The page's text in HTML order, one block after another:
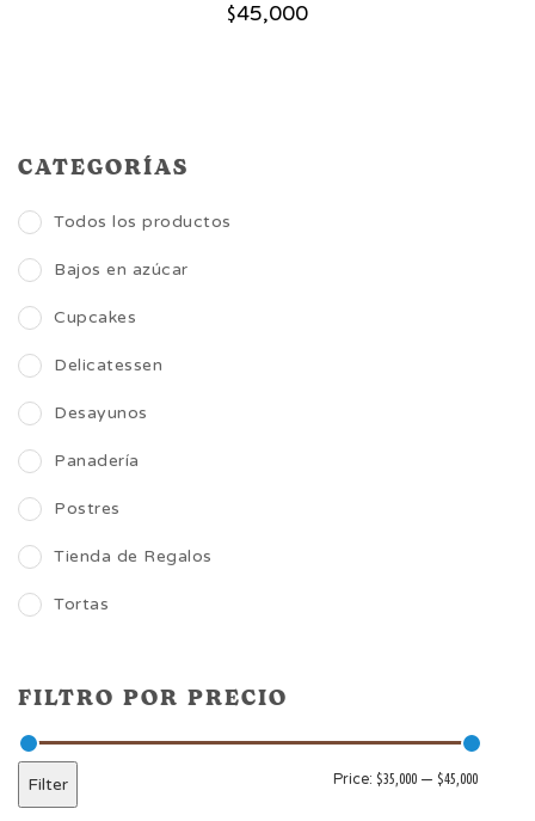
$45,000
CATEGORÍAS
Todos los productos
Bajos en azúcar
Cupcakes
Delicatessen
Desayunos
Panadería
Postres
Tienda de Regalos
Tortas
FILTRO POR PRECIO
Filter Price: $35,000 — $45,000